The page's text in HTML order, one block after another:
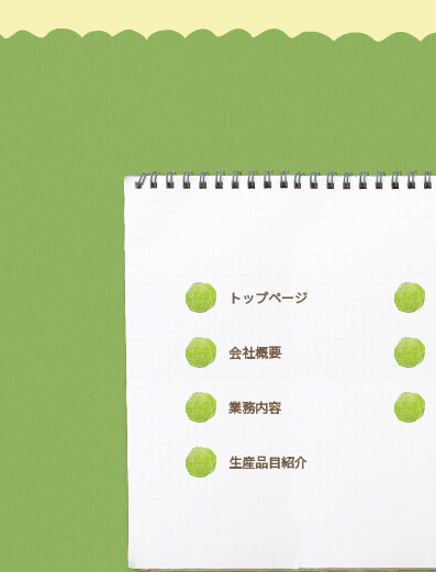
トップページ
会社概要
業務内容
生産品目紹介